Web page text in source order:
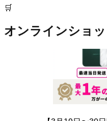
🛒
オンラインショ